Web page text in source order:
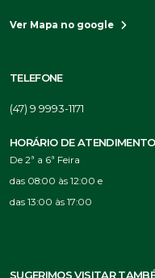
Ver Mapa no google
TELEFONE
(47) 9 9993-1171
HORÁRIO DE ATENDIMENTO
De 2ª a 6ª Feira
das 08:00 às 12:00 e
das 13:00 às 17:00
SUGERIMOS VISITAR